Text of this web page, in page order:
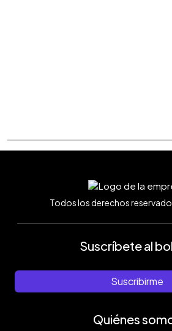
Todos los derechos
Suscríbete al
Suscribirme
Quiénes